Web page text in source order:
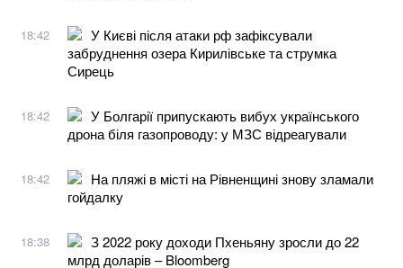
18:42
У Києві після атаки рф зафіксували
забруднення озера Кирилівське та струмка
Сирець
18:42
У Болгарії припускають вибух українського
дрона біля газопроводу: у МЗС відреагували
18:42
На пляжі в місті на Рівненщині знову зламали
гойдалку
18:38
З 2022 року доходи Пхеньяну зросли до 22
млрд доларів – Bloomberg